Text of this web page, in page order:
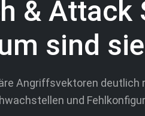
& Attack
sind
Angriffsvektoren
und